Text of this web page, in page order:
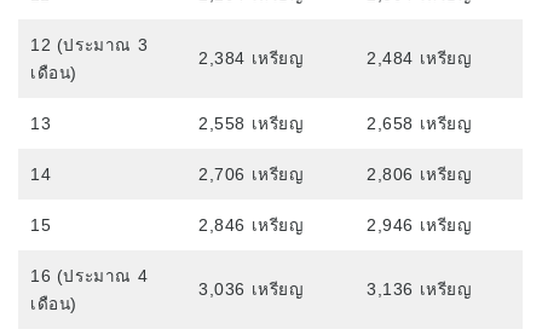
แอปพลิเคชัน
ขั้นตอนการสมัคร
นโยบายการคืนเงิน
12 (ประมาณ 3
เดือน)
2,384 เหรียญ 2,484 เหรียญ
13 2,558 เหรียญ 2,658 เหรียญ
14 2,706 เหรียญ 2,806 เหรียญ
15 2,846 เหรียญ 2,946 เหรียญ
16 (ประมาณ 4
เดือน)
3,036 เหรียญ 3,136 เหรียญ